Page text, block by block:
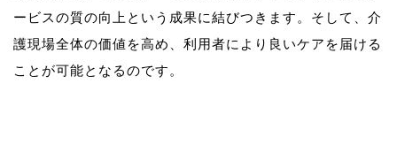
ービスの質の向上という成果に結びつきます。そして、介
護現場全体の価値を高め、利用者により良いケアを届ける